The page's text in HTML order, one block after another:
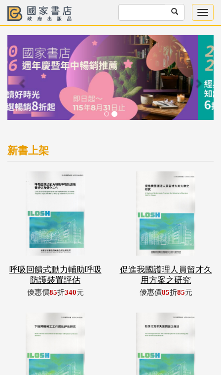
新書上架
呼吸回饋式動力輔助呼吸
防護裝置評估
優惠價85折340元
促進我國護理人員留才久
用方案之研究
優惠價85折85元